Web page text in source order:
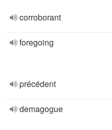
corroborant
foregoing
précédent
demagogue